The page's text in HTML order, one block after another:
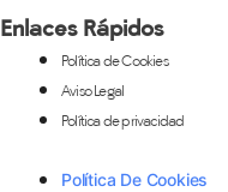
Enlaces Rápidos
Política de Cookies
Aviso Legal
Política de privacidad
Política De Cookies